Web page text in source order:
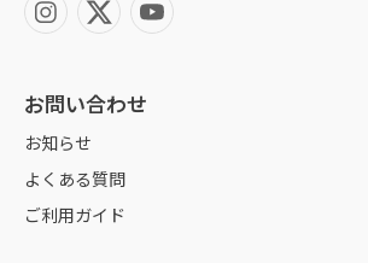
自然な印刷仕上がりが特徴で、高級印刷物によく
お問い合わせ
お知らせ
よくある質問
ご利用ガイド